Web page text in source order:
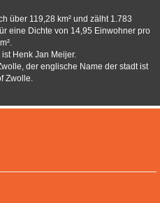
über 119,28 km² und zälht 1.783
eine Dichte von 14,95 Einwohner pro
Henk Jan Meijer.
der englische Name der stadt ist
Zwolle.